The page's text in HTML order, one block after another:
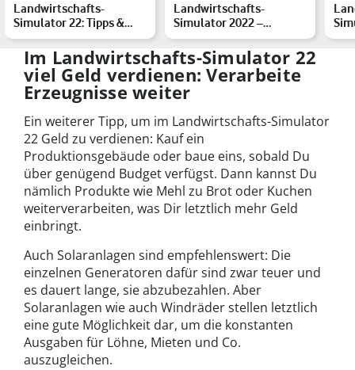
Landwirtschafts-
Simulator 22: Tipps &
Tricks für Einsteiger
Landwirtschafts-
Simulator 2022 –
Crossplay: Auf
verschiedenen Pla…
Im Landwirtschafts-Simulator 22
viel Geld verdienen: Verarbeite
Erzeugnisse weiter
Ein weiterer Tipp, um im Landwirtschafts-Simulator
22 Geld zu verdienen: Kauf ein
Produktionsgebäude oder baue eins, sobald Du
über genügend Budget verfügst. Dann kannst Du
nämlich Produkte wie Mehl zu Brot oder Kuchen
weiterverarbeiten, was Dir letztlich mehr Geld
einbringt.
Auch Solaranlagen sind empfehlenswert: Die
einzelnen Generatoren dafür sind zwar teuer und
es dauert lange, sie abzubezahlen. Aber
Solaranlagen wie auch Windräder stellen letztlich
eine gute Möglichkeit dar, um die konstanten
Ausgaben für Löhne, Mieten und Co.
auszugleichen.